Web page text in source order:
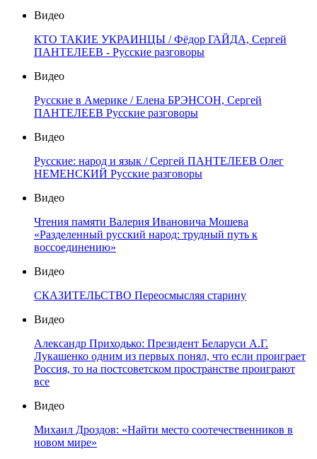
Видео
КТО ТАКИЕ УКРАИНЦЫ / Фёдор ГАЙДА, Сергей
ПАНТЕЛЕЕВ - Русские разговоры
Видео
Русские в Америке / Елена БРЭНСОН, Сергей
ПАНТЕЛЕЕВ Русские разговоры
Видео
Русские: народ и язык / Сергей ПАНТЕЛЕЕВ Олег
НЕМЕНСКИЙ Русские разговоры
Видео
Чтения памяти Валерия Ивановича Мошева
«Разделенный русский народ: трудный путь к
воссоединению»
Видео
СКАЗИТЕЛЬСТВО Переосмысляя старину
Видео
Александр Приходько: Президент Беларуси А.Г.
Лукашенко одним из первых понял, что если проиграет
Россия, то на постсоветском пространстве проиграют
все
Видео
Михаил Дроздов: «Найти место соотечественников в
новом мире»